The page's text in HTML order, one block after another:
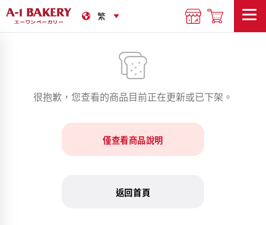
很抱歉，您查看的商品目前正在更新或已下架。
僅查看商品說明
返回首頁